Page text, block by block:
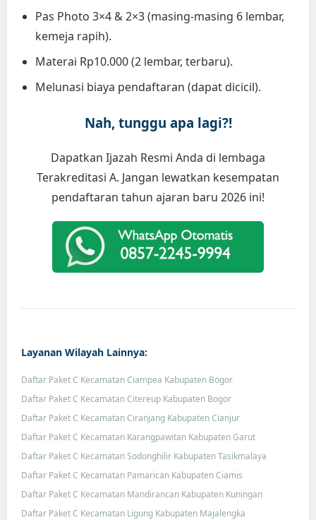
Pas Photo 3×4 & 2×3 (masing-masing 6 lembar,
kemeja rapih).
Materai Rp10.000 (2 lembar, terbaru).
Melunasi biaya pendaftaran (dapat dicicil).
Nah, tunggu apa lagi?!
Dapatkan Ijazah Resmi Anda di lembaga
Terakreditasi A. Jangan lewatkan kesempatan
pendaftaran tahun ajaran baru 2026 ini!
Layanan Wilayah Lainnya:
Daftar Paket C Kecamatan Ciampea Kabupaten Bogor
Daftar Paket C Kecamatan Citereup Kabupaten Bogor
Daftar Paket C Kecamatan Ciranjang Kabupaten Cianjur
Daftar Paket C Kecamatan Karangpawitan Kabupaten Garut
Daftar Paket C Kecamatan Sodonghilir Kabupaten Tasikmalaya
Daftar Paket C Kecamatan Pamarican Kabupaten Ciamis
Daftar Paket C Kecamatan Mandirancan Kabupaten Kuningan
Daftar Paket C Kecamatan Ligung Kabupaten Majalengka